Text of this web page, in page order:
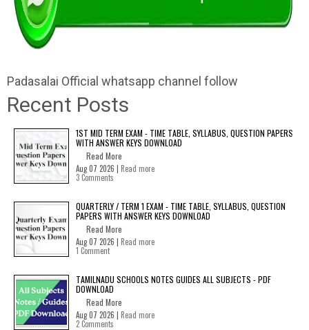
Padasalai Official whatsapp channel follow
Recent Posts
1ST MID TERM EXAM - TIME TABLE, SYLLABUS, QUESTION PAPERS
WITH ANSWER KEYS DOWNLOAD
Read More
Aug 07 2026 | Read more
3 Comments
QUARTERLY / TERM 1 EXAM - TIME TABLE, SYLLABUS, QUESTION
PAPERS WITH ANSWER KEYS DOWNLOAD
Read More
Aug 07 2026 | Read more
1 Comment
TAMILNADU SCHOOLS NOTES GUIDES ALL SUBJECTS - PDF
DOWNLOAD
Read More
Aug 07 2026 | Read more
2 Comments